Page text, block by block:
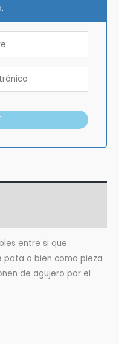
entre si que
pata o bien como pieza
de agujero por el